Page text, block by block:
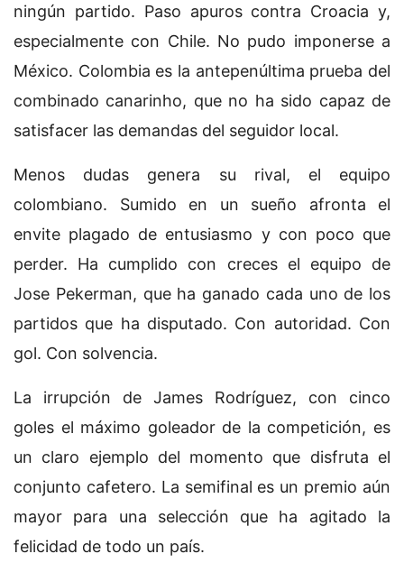
ningún partido. Paso apuros contra Croacia y,
especialmente con Chile. No pudo imponerse a
México. Colombia es la antepenúltima prueba del
combinado canarinho, que no ha sido capaz de
satisfacer las demandas del seguidor local.
Menos dudas genera su rival, el equipo
colombiano. Sumido en un sueño afronta el
envite plagado de entusiasmo y con poco que
perder. Ha cumplido con creces el equipo de
Jose Pekerman, que ha ganado cada uno de los
partidos que ha disputado. Con autoridad. Con
gol. Con solvencia.
La irrupción de James Rodríguez, con cinco
goles el máximo goleador de la competición, es
un claro ejemplo del momento que disfruta el
conjunto cafetero. La semifinal es un premio aún
mayor para una selección que ha agitado la
felicidad de todo un país.